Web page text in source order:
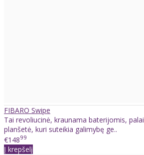
FIBARO Swipe
Tai revoliucinė, kraunama baterijomis,
planšetė, kuri suteikia galimybę ge..
€14899
Į krepšelį